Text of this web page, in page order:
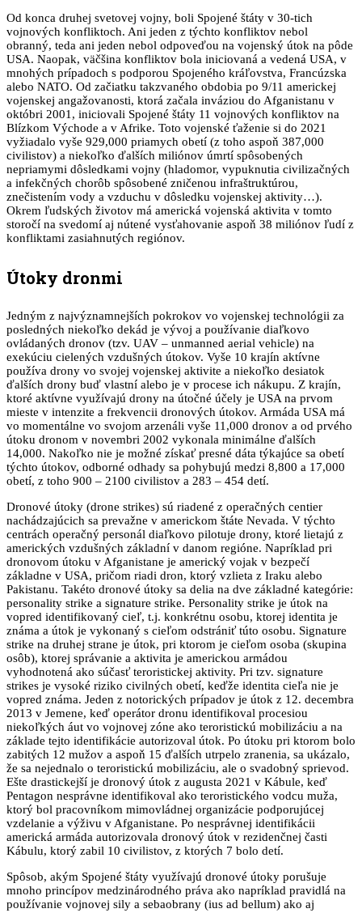
Od konca druhej svetovej vojny, boli Spojené štáty v 30-tich
vojnových konfliktoch. Ani jeden z týchto konfliktov nebol
obranný, teda ani jeden nebol odpoveďou na vojenský útok na pôde
USA. Naopak, väčšina konfliktov bola iniciovaná a vedená USA, v
mnohých prípadoch s podporou Spojeného kráľovstva, Francúzska
alebo NATO. Od začiatku takzvaného obdobia po 9/11 americkej
vojenskej angažovanosti, ktorá začala inváziou do Afganistanu v
októbri 2001, iniciovali Spojené štáty 11 vojnových konfliktov na
Blízkom Východe a v Afrike. Toto vojenské ťaženie si do 2021
vyžiadalo vyše 929,000 priamych obetí (z toho aspoň 387,000
civilistov) a niekoľko ďalších miliónov úmrtí spôsobených
nepriamymi dôsledkami vojny (hladomor, vypuknutia civilizačných
a infekčných chorôb spôsobené zničenou infraštruktúrou,
znečistením vody a vzduchu v dôsledku vojenskej aktivity…).
Okrem ľudských životov má americká vojenská aktivita v tomto
storočí na svedomí aj nútené vysťahovanie aspoň 38 miliónov ľudí z
konfliktami zasiahnutých regiónov.
Útoky dronmi
Jedným z najvýznamnejších pokrokov vo vojenskej technológii za
posledných niekoľko dekád je vývoj a používanie diaľkovo
ovládaných dronov (tzv. UAV – unmanned aerial vehicle) na
exekúciu cielených vzdušných útokov. Vyše 10 krajín aktívne
používa drony vo svojej vojenskej aktivite a niekoľko desiatok
ďalších drony buď vlastní alebo je v procese ich nákupu. Z krajín,
ktoré aktívne využívajú drony na útočné účely je USA na prvom
mieste v intenzite a frekvencii dronových útokov. Armáda USA má
vo momentálne vo svojom arzenáli vyše 11,000 dronov a od prvého
útoku dronom v novembri 2002 vykonala minimálne ďalších
14,000. Nakoľko nie je možné získať presné dáta týkajúce sa obetí
týchto útokov, odborné odhady sa pohybujú medzi 8,800 a 17,000
obetí, z toho 900 – 2100 civilistov a 283 – 454 detí.
Dronové útoky (drone strikes) sú riadené z operačných centier
nachádzajúcich sa prevažne v americkom štáte Nevada. V týchto
centrách operačný personál diaľkovo pilotuje drony, ktoré lietajú z
amerických vzdušných základní v danom regióne. Napríklad pri
dronovom útoku v Afganistane je americký vojak v bezpečí
základne v USA, pričom riadi dron, ktorý vzlieta z Iraku alebo
Pakistanu. Takéto dronové útoky sa delia na dve základné kategórie:
personality strike a signature strike. Personality strike je útok na
vopred identifikovaný cieľ, t.j. konkrétnu osobu, ktorej identita je
známa a útok je vykonaný s cieľom odstrániť túto osobu. Signature
strike na druhej strane je útok, pri ktorom je cieľom osoba (skupina
osôb), ktorej správanie a aktivita je americkou armádou
vyhodnotená ako súčasť teroristickej aktivity. Pri tzv. signature
strikes je vysoké riziko civilných obetí, keďže identita cieľa nie je
vopred známa. Jeden z notorických prípadov je útok z 12. decembra
2013 v Jemene, keď operátor dronu identifikoval procesiou
niekoľkých áut vo vojnovej zóne ako teroristickú mobilizáciu a na
základe tejto identifikácie autorizoval útok. Po útoku pri ktorom bolo
zabitých 12 mužov a aspoň 15 ďalších utrpelo zranenia, sa ukázalo,
že sa nejednalo o teroristickú mobilizáciu, ale o svadobný sprievod.
Ešte drastickejší je dronový útok z augusta 2021 v Kábule, keď
Pentagon nesprávne identifikoval ako teroristického vodcu muža,
ktorý bol pracovníkom mimovládnej organizácie podporujúcej
vzdelanie a výživu v Afganistane. Po nesprávnej identifikácii
americká armáda autorizovala dronový útok v rezidenčnej časti
Kábulu, ktorý zabil 10 civilistov, z ktorých 7 bolo detí.
Spôsob, akým Spojené štáty využívajú dronové útoky porušuje
mnoho princípov medzinárodného práva ako napríklad pravidlá na
používanie vojnovej sily a sebaobrany (ius ad bellum) ako aj